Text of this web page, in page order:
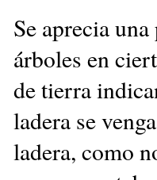
Se aprecia
árboles en
de tierra
ladera se
ladera, como